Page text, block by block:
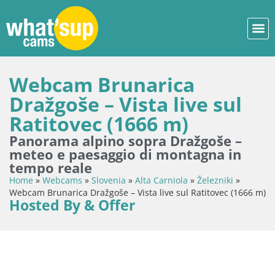
Webcam Brunarica
Dražgoše – Vista live sul
Ratitovec (1666 m)
Panorama alpino sopra Dražgoše –
meteo e paesaggio di montagna in
tempo reale
Home » Webcams » Slovenia » Alta Carniola » Železniki »
Webcam Brunarica Dražgoše – Vista live sul Ratitovec (1666 m)
Hosted By & Offer